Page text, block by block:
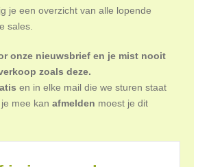
je een overzicht van alle lopende
sales.
onze nieuwsbrief en je mist nooit
zoals deze.
en in elke mail die we sturen staat
je mee kanafmelden moest je dit